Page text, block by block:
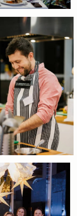
атмосферой. С
удовольствием
приходим.
салона
сервировки. Так
цветы,
мелочей. Так
Одним словом
души всем
получите море
хорошее